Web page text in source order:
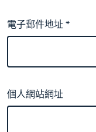
電子郵件地址*
個人網站網址